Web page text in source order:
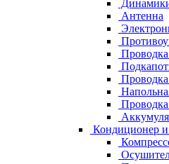
Антенна
Кондиционер и